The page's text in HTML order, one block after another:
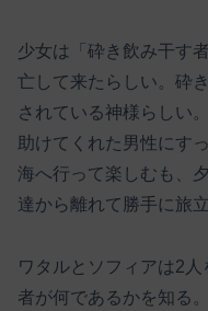
少女は「砕き飲み干す
亡して来たらしい。砕
されている神様らしい。
助けてくれた男性にす
海へ行って楽しむも、
達から離れて勝手に旅
ワタルとソフィアは2
者が何であるかを知る